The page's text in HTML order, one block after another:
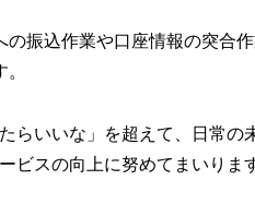
振込作業や口座情報の突合
らいいな」を超えて、日常の
ビスの向上に努めてまいりま